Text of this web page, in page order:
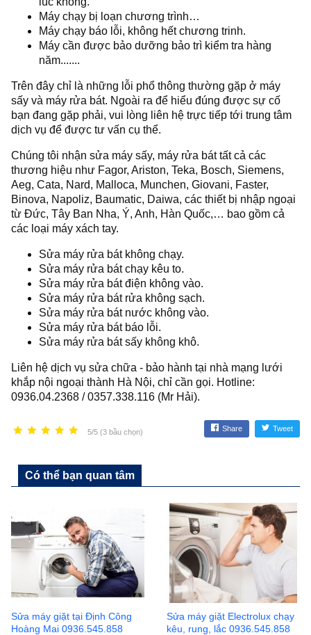
Máy chạy bị loạn chương trình…
Máy chạy báo lỗi, không hết chương trinh.
Máy cần được bảo dưỡng bảo trì kiểm tra hàng
năm.......
Trên đây chỉ là những lỗi phổ thông thường gặp ở máy
sấy và máy rửa bát. Ngoài ra để hiểu đúng được sự cố
bạn đang gặp phải, vui lòng liên hệ trực tiếp tới trung tâm
dịch vụ để được tư vấn cụ thể.
Chúng tôi nhận sửa máy sấy, máy rửa bát tất cả các
thương hiệu như Fagor, Ariston, Teka, Bosch, Siemens,
Aeg, Cata, Nard, Malloca, Munchen, Giovani, Faster,
Binova, Napoliz, Baumatic, Daiwa, các thiết bị nhập ngoại
từ Đức, Tây Ban Nha, Ý, Anh, Hàn Quốc,… bao gồm cả
các loại máy xách tay.
Sửa máy rửa bát không chạy.
Sửa máy rửa bát chạy kêu to.
Sửa máy rửa bát điện không vào.
Sửa máy rửa bát rửa không sạch.
Sửa máy rửa bát nước không vào.
Sửa máy rửa bát báo lỗi.
Sửa máy rửa bát sấy không khô.
Liên hệ dịch vụ sửa chữa - bảo hành tại nhà mạng lưới
khắp nội ngoại thành Hà Nội, chỉ cần gọi. Hotline:
0936.04.2368 / 0357.338.116 (Mr Hải).
5/5 (3 bầu chọn) Share Tweet
Có thể bạn quan tâm
Sửa máy giặt tại Định Công
Hoàng Mai 0936.545.858
Sửa máy giặt Electrolux chạy
kêu, rung, lắc 0936.545.858